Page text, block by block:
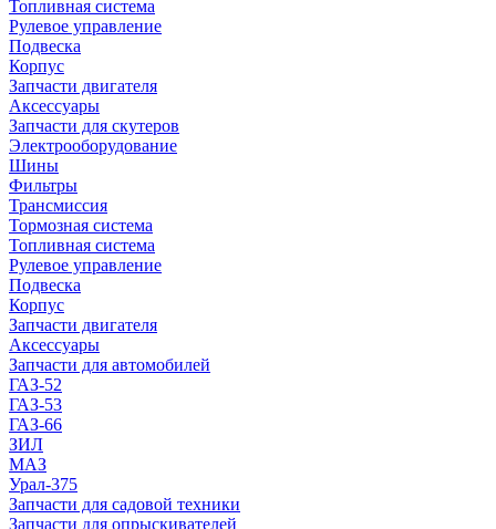
Топливная система
Рулевое управление
Подвеска
Корпус
Запчасти двигателя
Аксессуары
Запчасти для скутеров
Электрооборудование
Шины
Фильтры
Трансмиссия
Тормозная система
Топливная система
Рулевое управление
Подвеска
Корпус
Запчасти двигателя
Аксессуары
Запчасти для автомобилей
ГАЗ-52
ГАЗ-53
ГАЗ-66
ЗИЛ
МАЗ
Урал-375
Запчасти для садовой техники
Запчасти для опрыскивателей